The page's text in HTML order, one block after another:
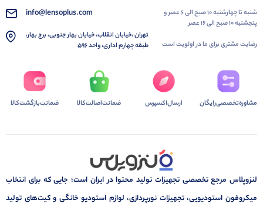
شنبه تا چهارشنبه ۱۰ صبح الی ۶ عصر و
پنجشنبه ۱۰ صبح الی ۱۶ عصر
رضایت مشتری برای ما در اولویت است
info@lensoplus.com
تهران ،خیابان انقلاب، خیابان بهار جنوبی، برج بهار،
طبقه چهارم اداری، واحد ۵۹۶
مشاوره‌تخصصی‌رایگان ارسال‌اکسپرس ضمانت‌اصالت‌کالا ضمانت‌بازگشت‌کالا
لنزوپلاس مرجع تخصصی تجهیزات تولید محتوا در ایران است؛ جایی که برای انتخاب
میکروفون استودیویی، تجهیزات نورپردازی، لوازم استودیو خانگی و کیت‌های تولید